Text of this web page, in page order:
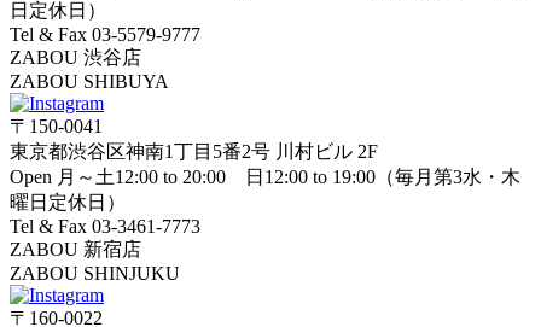
日定休日）
Tel & Fax 03-5579-9777
ZABOU 渋谷店
ZABOU SHIBUYA
〒150-0041
東京都渋谷区神南1丁目5番2号 川村ビル 2F
Open 月～土12:00 to 20:00 日12:00 to 19:00（毎月第3水・木
曜日定休日）
Tel & Fax 03-3461-7773
ZABOU 新宿店
ZABOU SHINJUKU
〒160-0022